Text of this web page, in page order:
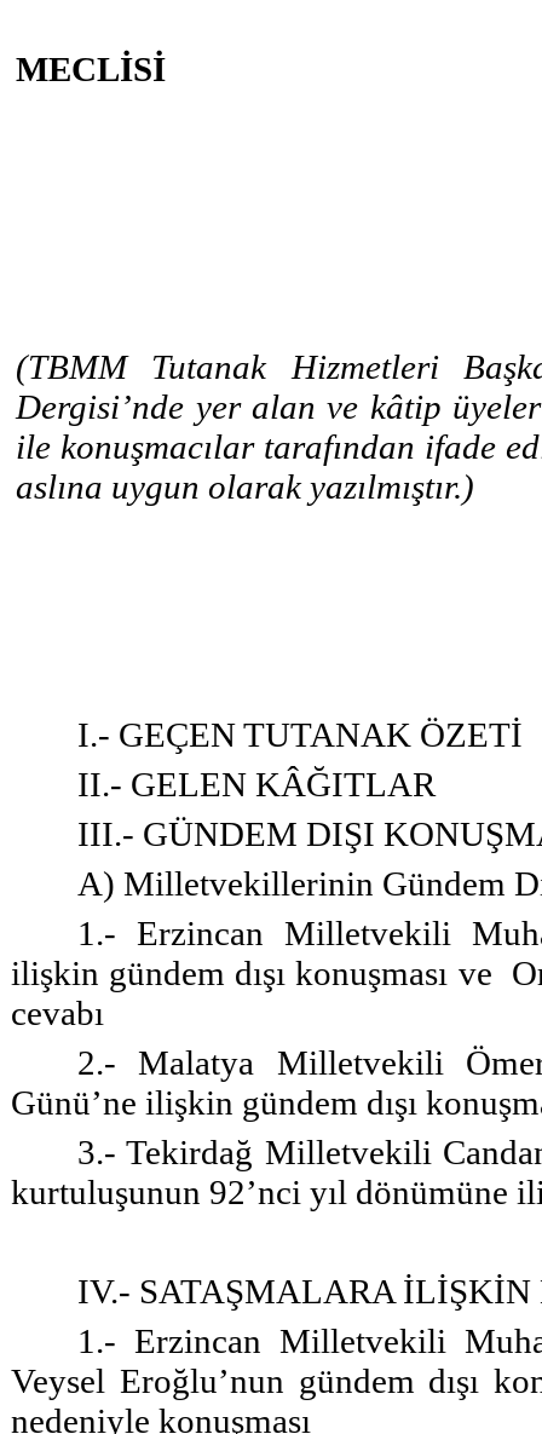
MECLİSİ
(TBMM Tutanak Hizmetleri
Dergisi’nde yer alan ve kâtip
ile konuşmacılar tarafından ifade
aslına uygun olarak yazılmıştır.)
I.- GEÇEN TUTANAK ÖZETİ
II.- GELEN KÂĞITLAR
III.- GÜNDEM DIŞI
A) Milletvekillerinin Gündem
1.- Erzincan Milletvekili
ilişkin gündem dışı konuşması ve
cevabı
2.- Malatya Milletvekili
Günü’ne ilişkin gündem dışı
3.- Tekirdağ Milletvekili
kurtuluşunun 92’nci yıl dönümüne
IV.- SATAŞMALARA
1.- Erzincan Milletvekili
Veysel Eroğlu’nun gündem dışı
nedeniyle konuşması